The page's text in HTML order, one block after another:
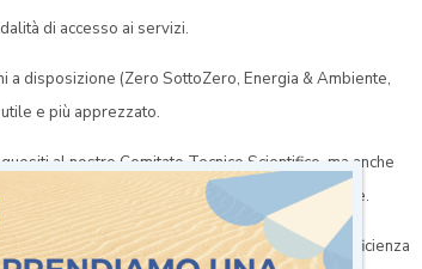
di accesso ai servizi.
a disposizione (Zero SottoZero, Energia & Ambiente,
e più apprezzato.
al nostro Comitato Tecnico Scientifico, ma anche
che sono già stati approfonditi precedentemente.
patrimonio di leggi in tre categorie (ambiente, efficienza